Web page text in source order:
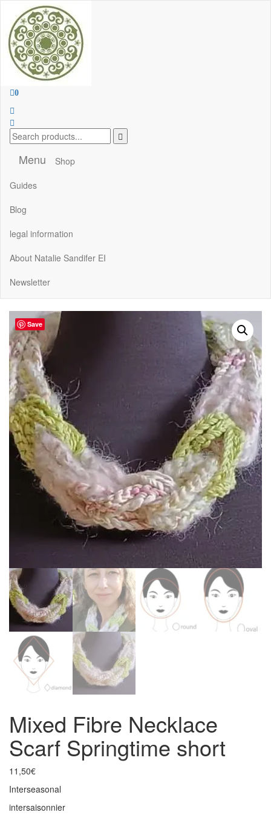
Handcrafted Jewellery and Gifts | cadeaux faits à la main
0
Menu
Shop
Guides
Blog
legal information
About Natalie Sandifer EI
Newsletter
Save
Mixed Fibre Necklace
Scarf Springtime short
11,50€
Interseasonal
intersaisonnier